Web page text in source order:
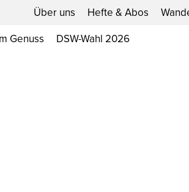
Über uns Hefte & Abos
Genuss DSW-Wahl 2026